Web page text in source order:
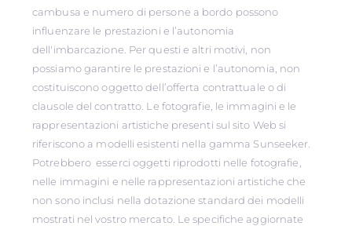
cambusa e numero di persone a bordo possono
influenzare le prestazioni e l’autonomia
dell'imbarcazione. Per questi e altri motivi, non
possiamo garantire le prestazioni e l’autonomia, non
costituiscono oggetto dell’offerta contrattuale o di
clausole del contratto. Le fotografie, le immagini e le
rappresentazioni artistiche presenti sul sito Web si
riferiscono a modelli esistenti nella gamma Sunseeker.
Potrebbero esserci oggetti riprodotti nelle fotografie,
nelle immagini e nelle rappresentazioni artistiche che
non sono inclusi nella dotazione standard dei modelli
mostrati nel vostro mercato. Le specifiche aggiornate